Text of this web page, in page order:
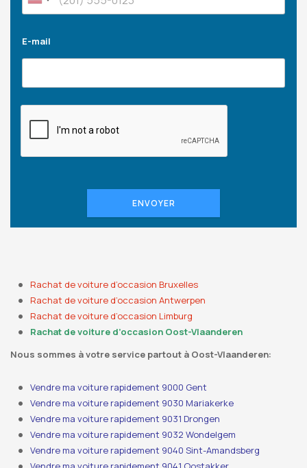
E-mail
ENVOYER
Rachat de voiture d’occasion Bruxelles
Rachat de voiture d’occasion Antwerpen
Rachat de voiture d’occasion Limburg
Rachat de voiture d’occasion Oost-Vlaanderen
Nous sommes à votre service partout à Oost-Vlaanderen:
Vendre ma voiture rapidement 9000 Gent
Vendre ma voiture rapidement 9030 Mariakerke
Vendre ma voiture rapidement 9031 Drongen
Vendre ma voiture rapidement 9032 Wondelgem
Vendre ma voiture rapidement 9040 Sint-Amandsberg